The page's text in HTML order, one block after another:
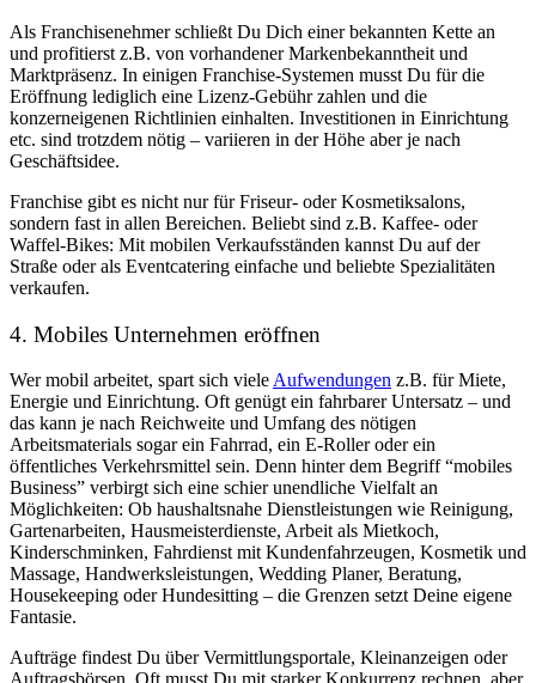
Als Franchisenehmer schließt Du Dich einer bekannten Kette an
und profitierst z.B. von vorhandener Markenbekanntheit und
Marktpräsenz. In einigen Franchise-Systemen musst Du für die
Eröffnung lediglich eine Lizenz-Gebühr zahlen und die
konzerneigenen Richtlinien einhalten. Investitionen in Einrichtung
etc. sind trotzdem nötig – variieren in der Höhe aber je nach
Geschäftsidee.
Franchise gibt es nicht nur für Friseur- oder Kosmetiksalons,
sondern fast in allen Bereichen. Beliebt sind z.B. Kaffee- oder
Waffel-Bikes: Mit mobilen Verkaufsständen kannst Du auf der
Straße oder als Eventcatering einfache und beliebte Spezialitäten
verkaufen.
4. Mobiles Unternehmen eröffnen
Wer mobil arbeitet, spart sich vieleAufwendungen z.B. für Miete,
Energie und Einrichtung. Oft genügt ein fahrbarer Untersatz – und
das kann je nach Reichweite und Umfang des nötigen
Arbeitsmaterials sogar ein Fahrrad, ein E-Roller oder ein
öffentliches Verkehrsmittel sein. Denn hinter dem Begriff “mobiles
Business” verbirgt sich eine schier unendliche Vielfalt an
Möglichkeiten: Ob haushaltsnahe Dienstleistungen wie Reinigung,
Gartenarbeiten, Hausmeisterdienste, Arbeit als Mietkoch,
Kinderschminken, Fahrdienst mit Kundenfahrzeugen, Kosmetik und
Massage, Handwerksleistungen, Wedding Planer, Beratung,
Housekeeping oder Hundesitting – die Grenzen setzt Deine eigene
Fantasie.
Aufträge findest Du über Vermittlungsportale, Kleinanzeigen oder